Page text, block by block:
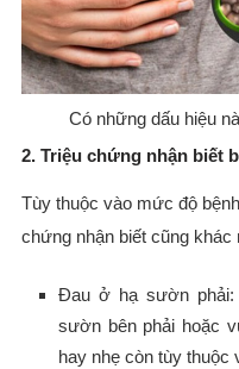
Có những dấu hiệu
2. Triệu chứng nhận biết
Tùy thuộc vào mức độ
chứng nhận biết cũng khác
Đau ở hạ sườn
sườn bên phải hoặc
hay nhẹ còn tùy thuộc